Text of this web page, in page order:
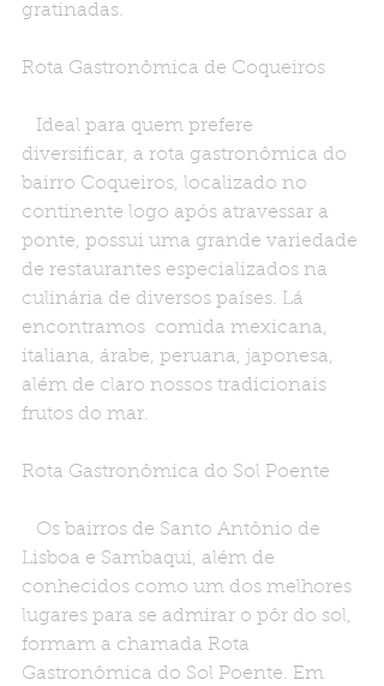
gratinadas.
Rota Gastronômica de Coqueiros
diversificar, a rota gastronômica do
bairro Coqueiros, localizado no
continente logo após atravessar a
ponte, possui uma grande variedade
de restaurantes especializados na
culinária de diversos países. Lá
encontramos  comida mexicana,
italiana, árabe, peruana, japonesa,
além de claro nossos tradicionais
frutos do mar.
Rota Gastronômica do Sol Poente
Lisboa e Sambaqui, além de
conhecidos como um dos melhores
lugares para se admirar o pôr do sol,
formam a chamada Rota
Gastronômica do Sol Poente. Em